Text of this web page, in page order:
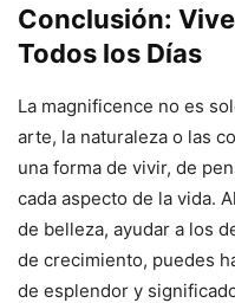
Conclusión:
Todos los Días
La magnificence no es
arte, la naturaleza o las
una forma de vivir, de
cada aspecto de la vida.
de belleza, ayudar a los
de crecimiento, puedes
de esplendor y